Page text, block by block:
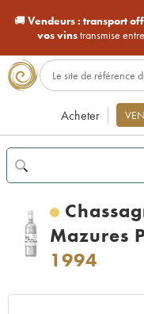
🚚Vendeurs : transport
vos vinstransmise
Acheter
Mazures
1994